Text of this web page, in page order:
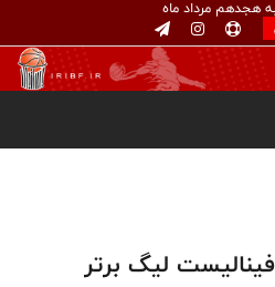
هجدهم مرداد ماه
لیگ برتر